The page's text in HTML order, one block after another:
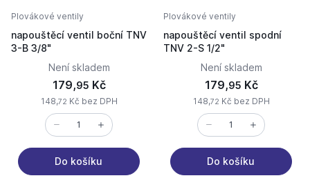
Plovákové ventily
napouštěcí ventil boční TNV
3-B 3/8"
Není skladem
179,95 Kč
148,72 Kč bez DPH
Do košíku
Plovákové ventily
napouštěcí ventil spodní
TNV 2-S 1/2"
Není skladem
179,95 Kč
148,72 Kč bez DPH
Do košíku